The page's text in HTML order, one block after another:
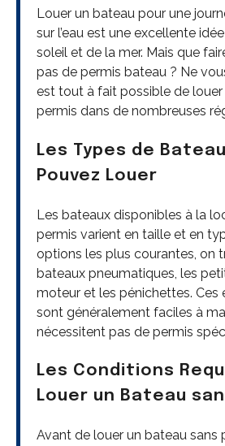
Louer un bateau pour une
sur l’eau est une excellente
soleil et de la mer. Mais que
pas de permis bateau ? Ne
est tout à fait possible de louer
permis dans de nombreuses
Les Types de
Pouvez Louer
Les bateaux disponibles à la
permis varient en taille et en
options les plus courantes, on
bateaux pneumatiques, les
moteur et les pénichettes. Ces
sont généralement faciles à
nécessitent pas de permis
Les Conditions
Louer un Bateau
Avant de louer un bateau sans